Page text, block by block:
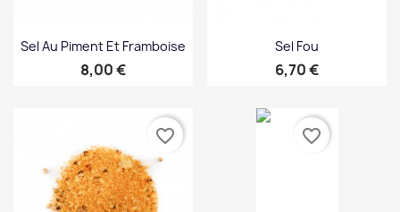
Sel Au Piment Et Framboise
Prix
8,00 €
Sel Fou
Prix
6,70 €
favorite_border favorite_border